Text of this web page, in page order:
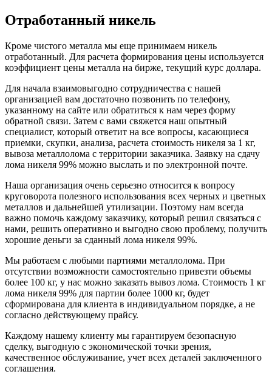
Отработанный никель
Кроме чистого металла мы еще принимаем никель
отработанный. Для расчета формирования цены используется
коэффициент цены металла на бирже, текущий курс доллара.
Для начала взаимовыгодно сотрудничества с нашей
организацией вам достаточно позвонить по телефону,
указанному на сайте или обратиться к нам через форму
обратной связи. Затем с вами свяжется наш опытный
специалист, который ответит на все вопросы, касающиеся
приемки, скупки, анализа, расчета стоимость никеля за 1 кг,
вывоза металлолома с территории заказчика. Заявку на сдачу
лома никеля 99% можно выслать и по электронной почте.
Наша организация очень серьезно относится к вопросу
круговорота полезного использования всех черных и цветных
металлов и дальнейшей утилизации. Поэтому нам всегда
важно помочь каждому заказчику, который решил связаться с
нами, решить оперативно и выгодно свою проблему, получить
хорошие деньги за сданный лома никеля 99%.
Мы работаем с любыми партиями металлолома. При
отсутствии возможности самостоятельно привезти объемы
более 100 кг, у нас можно заказать вывоз лома. Стоимость 1 кг
лома никеля 99% для партии более 1000 кг, будет
сформирована для клиента в индивидуальном порядке, а не
согласно действующему прайсу.
Каждому нашему клиенту мы гарантируем безопасную
сделку, выгодную с экономической точки зрения,
качественное обслуживание, учет всех деталей заключенного
соглашения.